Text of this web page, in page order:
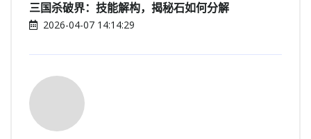
三国杀破界：技能解构，揭秘石如何分解
2026-04-07 14:14:29